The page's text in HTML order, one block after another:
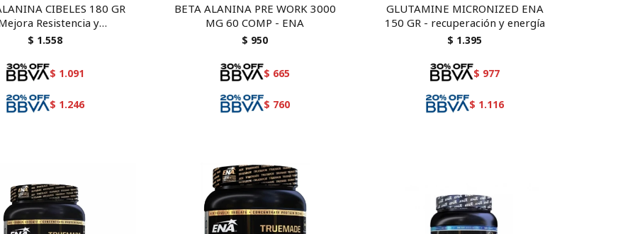
CIBELES 180 GR
Resistencia y
Deportivo
$ 1.558
$ 1.091
$ 1.246
BETA ALANINA PRE WORK 3000
MG 60 COMP - ENA
$ 950
$ 665
$ 760
GLUTAMINE MICRONIZED ENA
150 GR - recuperación y energía
$ 1.395
$ 977
$ 1.116